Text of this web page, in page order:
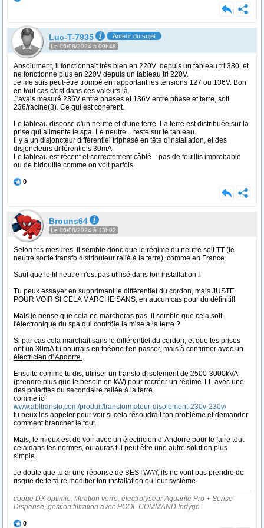
Luc-T-7935 Auteur du sujet
Le 06/08/2024 à 09h48
Absolument, il fonctionnait très bien en 220V depuis un tableau tri 380, et
ne fonctionne plus en 220V depuis un tableau tri 220V.
Je me suis peut-être trompé en rapportant les tensions 127 ou 136V. Bon
en tout cas c'est dans ces valeurs là.
J'avais mesuré 236V entre phases et 136V entre phase et terre, soit
236/racine(3). Ce qui est cohérent.
Le tableau dispose d'un neutre et d'une terre. La terre est distribuée sur la
prise qui alimente le spa. Le neutre....reste sur le tableau.
Il y a un disjoncteur différentiel triphasé en tête d'installation, et des
disjoncteurs différentiels 30mA.
Le tableau est récent et correctement câblé : pas de fouillis improbable
ou de bidouille comme on voit parfois.
0
Brouns64
Le 06/08/2024 à 13h02
Selon tes mesures, il semble donc que le régime du neutre soit TT (le
neutre sortie transfo distributeur relié à la terre), comme en France.
Sauf que le fil neutre n'est pas utilisé dans ton installation !
Tu peux essayer en supprimant le différentiel du cordon, mais JUSTE
POUR VOIR SI CELA MARCHE SANS, en aucun cas pour du définitif!
Mais je pense que cela ne marcheras pas, il semble que cela soit
l'électronique du spa qui contrôle la mise à la terre ?
Si par cas cela marchait sans le différentiel du cordon, et que tes prises
ont un 30mA tu pourrais en théorie t'en passer, mais à confirmer avec un
électricien d' Andorre.
Ensuite comme tu dis, utiliser un transfo d'isolement de 2500-3000kVA
(prendre plus que le besoin en kW) pour recréer un régime TT, avec une
des polarités du secondaire reliée à la terre.
comme ici
www.abltransfo.com/produit/transformateur-disolement-230v-230v/
tu peux les appeler pour voir si cela résoudrait ton problème et demander
comment brancher le tout.
Mais, le mieux est de voir avec un électricien d' Andorre pour te faire tout
cela dans les normes, ou auras t il peut être une autre solution plus
simple.
Je doute que tu ai une réponse de BESTWAY, ils ne vont pas prendre de
risque de te faire modifier ton installation ou leur système.
coque DX optimio, filtration verre, électrolyseur Aquarite Pro + Sense
Dispense, gestion filtration avec POOL COMMAND Indygo
0